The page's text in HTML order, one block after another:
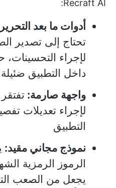
Recraft AI:
أدوات ما بعد
تحتاج إلى تصدير
لإجراء التحسينات،
داخل التطبيق ضئيلة
واجهة صارمة:
لإجراء تعديلات
التطبيق
نموذج مجاني مقيد:
الرموز الرمزية
يجعل من الصعب